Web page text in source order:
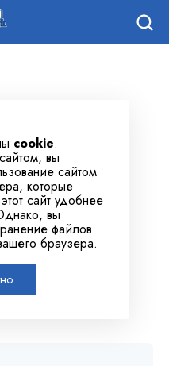
cookie.
вы
сайтом
которые
сайт удобнее
вы
файлов
браузера.